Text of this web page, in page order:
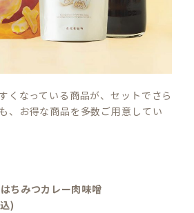
くなっている商品が、セットでさら
、お得な商品を多数ご用意してい
はちみつカレー肉味噌
)